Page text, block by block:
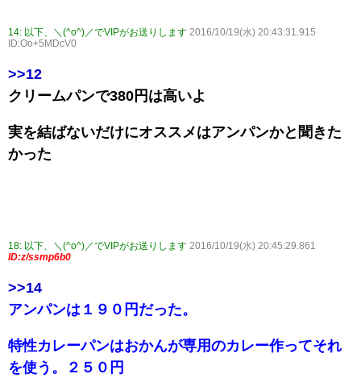
14: 以下、＼(^o^)／でVIPがお送りします 2016/10/19(水) 20:43:31.915
ID:Oo+5MDcV0
>>12
クリームパンで380円は高いよ
実を結ばないだけにオススメはアンパンかと聞きた
かった
18: 以下、＼(^o^)／でVIPがお送りします 2016/10/19(水) 20:45:29.861
ID:z/ssmp6b0
>>14
アンパンは１９０円だった。
特性カレーパンはおかんが専用のカレー作ってそれ
を使う。２５０円